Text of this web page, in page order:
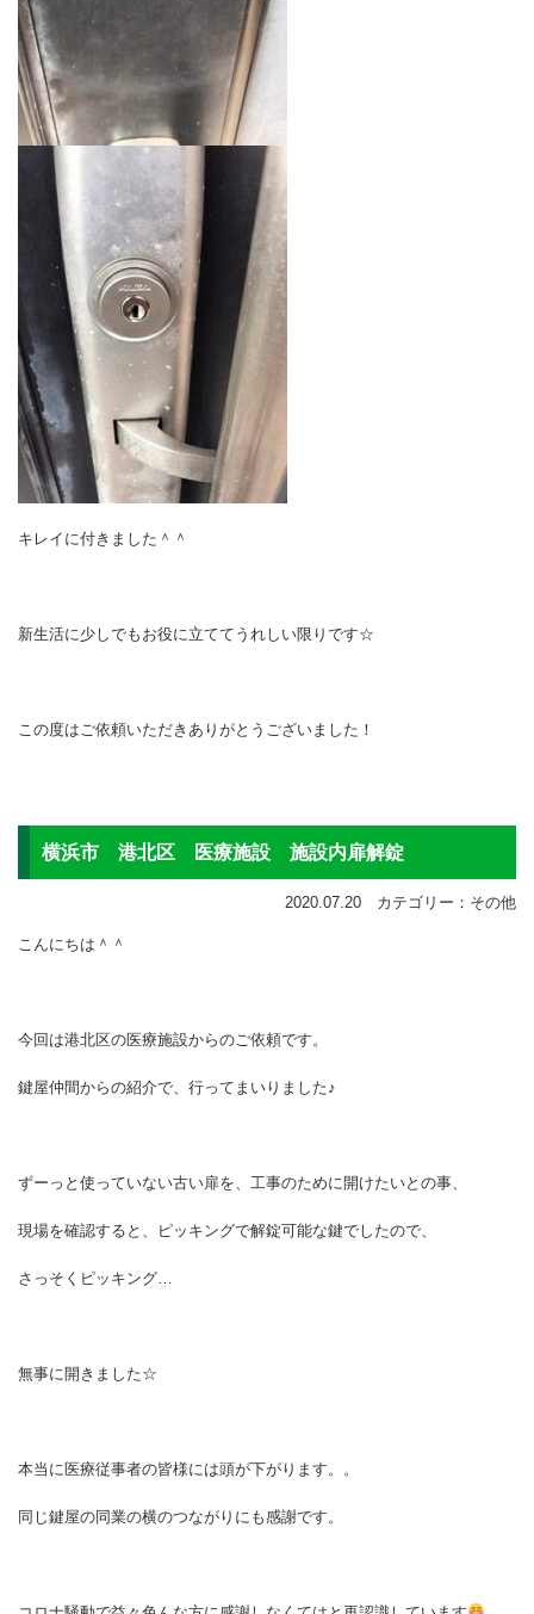
キレイに付きました＾＾
新生活に少しでもお役に立ててうれしい限りです☆
この度はご依頼いただきありがとうございました！
横浜市 港北区 医療施設 施設内扉解錠
2020.07.20 カテゴリー：その他
こんにちは＾＾
今回は港北区の医療施設からのご依頼です。
鍵屋仲間からの紹介で、行ってまいりました♪
ずーっと使っていない古い扉を、工事のために開けたいとの事、
現場を確認すると、ピッキングで解錠可能な鍵でしたので、
さっそくピッキング…
無事に開きました☆
本当に医療従事者の皆様には頭が下がります。。
同じ鍵屋の同業の横のつながりにも感謝です。